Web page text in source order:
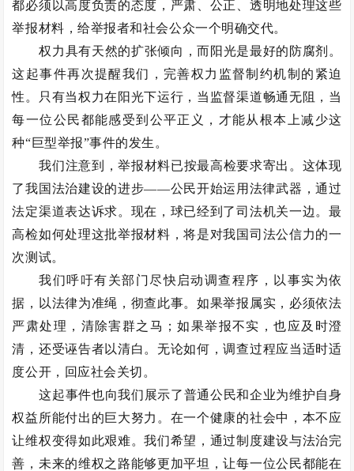
都必须以高度负责的态度，严肃、公正、透明地处理这些
举报材料，给举报者和社会公众一个明确交代。
权力具有天然的扩张倾向，而阳光是最好的防腐剂。
这起事件再次提醒我们，完善权力监督制约机制的紧迫
性。只有当权力在阳光下运行，当监督渠道畅通无阻，当
每一位公民都能感受到公平正义，才能从根本上减少这
种“巨型举报”事件的发生。
我们注意到，举报材料已按最高检要求寄出。这体现
了我国法治建设的进步——公民开始运用法律武器，通过
法定渠道表达诉求。现在，球已经到了司法机关一边。最
高检如何处理这批举报材料，将是对我国司法公信力的一
次测试。
我们呼吁有关部门尽快启动调查程序，以事实为依
据，以法律为准绳，彻查此事。如果举报属实，必须依法
严肃处理，清除害群之马；如果举报不实，也应及时澄
清，还受诬告者以清白。无论如何，调查过程应当适时适
度公开，回应社会关切。
这起事件也向我们展示了普通公民和企业为维护自身
权益所能付出的巨大努力。在一个健康的社会中，本不应
让维权变得如此艰难。我们希望，通过制度建设与法治完
善，未来的维权之路能够更加平坦，让每一位公民都能在